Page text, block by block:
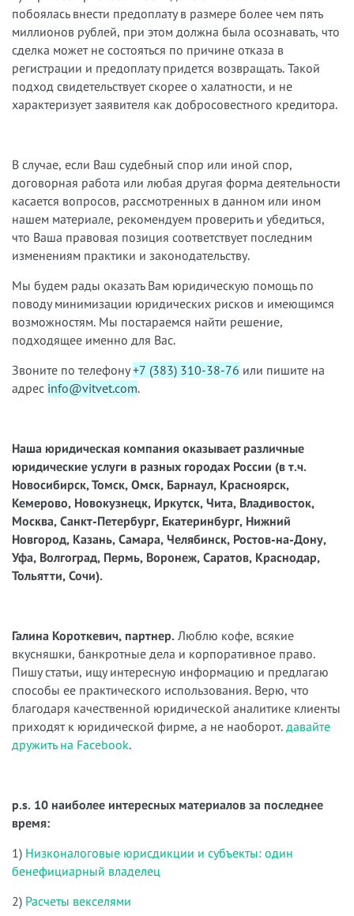
побоялась внести предоплату в размере более чем пять
миллионов рублей, при этом должна была осознавать, что
сделка может не состояться по причине отказа в
регистрации и предоплату придется возвращать. Такой
подход свидетельствует скорее о халатности, и не
характеризует заявителя как добросовестного кредитора.
В случае, если Ваш судебный спор или иной спор,
договорная работа или любая другая форма деятельности
касается вопросов, рассмотренных в данном или ином
нашем материале, рекомендуем проверить и убедиться,
что Ваша правовая позиция соответствует последним
изменениям практики и законодательству.
Мы будем рады оказать Вам юридическую помощь по
поводу минимизации юридических рисков и имеющимся
возможностям. Мы постараемся найти решение,
подходящее именно для Вас.
Звоните по телефону+7 (383) 310-38-76 или пишите на
адрес info@vitvet.com.
Наша юридическая компания оказывает различные
юридические услуги в разных городах России (в т.ч.
Новосибирск, Томск, Омск, Барнаул, Красноярск,
Кемерово, Новокузнецк, Иркутск, Чита, Владивосток,
Москва, Санкт-Петербург, Екатеринбург, Нижний
Новгород, Казань, Самара, Челябинск, Ростов-на-Дону,
Уфа, Волгоград, Пермь, Воронеж, Саратов, Краснодар,
Тольятти, Сочи).
Галина Короткевич, партнер. Люблю кофе, всякие
вкусняшки, банкротные дела и корпоративное право.
Пишу статьи, ищу интересную информацию и предлагаю
способы ее практического использования. Верю, что
благодаря качественной юридической аналитике клиенты
приходят к юридической фирме, а не наоборот. давайте
дружить на Facebook.
p.s. 10 наиболее интересных материалов за последнее
время:
1) Низконалоговые юрисдикции и субъекты: один
бенефициарный владелец
2) Расчеты векселями